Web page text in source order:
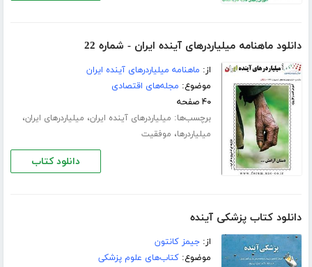
دانلود ماهنامه میلیاردرهای آینده ایران - شماره 22
از: ماهنامه میلیاردرهای آینده ایران
موضوع: مجله‌های اقتصادی
۴۰ صفحه
برچسب‌ها: میلیاردرهای آینده ایران، میلیاردرهای ایران،
میلیاردرها، موفقیت
دانلود کتاب
دانلود کتاب پزشکی آینده
از:جیمز کانتون
موضوع:کتاب‌های علوم پزشکی